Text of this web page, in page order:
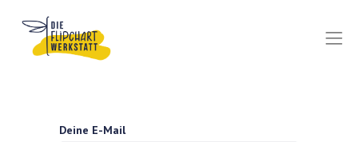
Deine E-Mail